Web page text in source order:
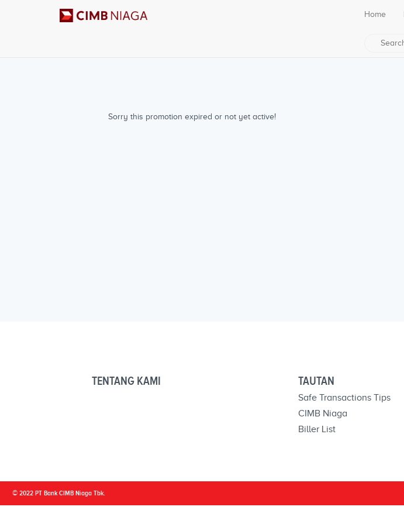
Sorry this promotion expired or not yet active!
Home
TENTANG KAMI TAUTAN
Safe Transactions Tips
CIMB Niaga
Biller List
© 2022 PT Bank CIMB Niaga Tbk.